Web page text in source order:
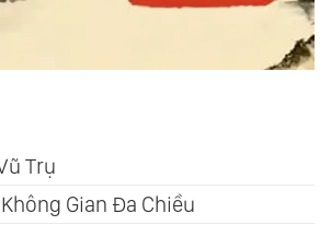
Trụ
Gian Đa Chiều